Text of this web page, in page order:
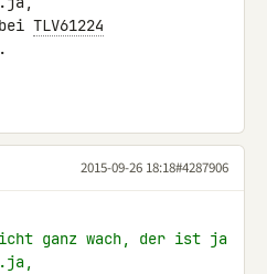
TLV61224
2015-09-26 18:18#4287906
ganz wach, der ist ja